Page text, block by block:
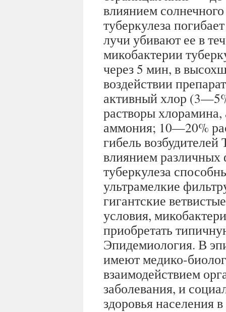
влиянием
туберкулеза
лучи убивают ее в
микобактерии
через 5 мин, в
воздействии
активный хлор
растворы
аммония; 10—20%
гибель
влиянием различных
туберкулеза
ультрамелкие
гигантские
условия,
приобретать
Эпидемиология. В
имеют медико-
взаимодействием
заболевания, и
здоровья населения